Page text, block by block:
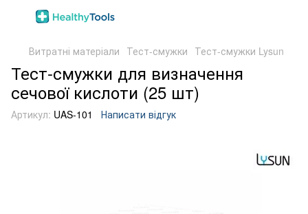
Витратні матеріали Тест-смужки Тест-смужки Lysun
Тест-смужки для визначення
сечової кислоти (25 шт)
Артикул: UAS-101 Написати відгук